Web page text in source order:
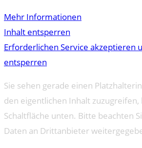
Mehr Informationen
Inhalt entsperren
Erforderlichen Service akzeptieren
entsperren
Sie sehen gerade einen
den eigentlichen Inhalt zuzugreifen,
Schaltfläche unten. Bitte beachten
Daten an Drittanbieter